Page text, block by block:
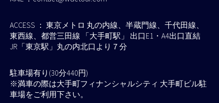
ACCESS ： 東京メトロ 丸の内線、半蔵門線、千代田線、
東西線、都営三田線 「大手町駅」 出口E1・A4出口直結
JR「東京駅」丸の内北口より７分
駐車場有り(30分440円)
※満車の際は大手町フィナンシャルシティ 大手町ビル駐
車場をご利用下さい。